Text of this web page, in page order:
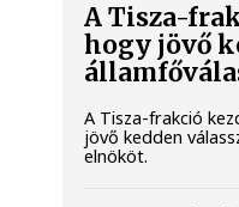
A Tisza-
hogy jövő
A Tisza-frakció
jövő kedden
elnököt.